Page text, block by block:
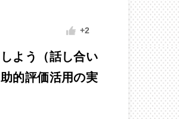
+2
よう（話し合い
的評価活用の実